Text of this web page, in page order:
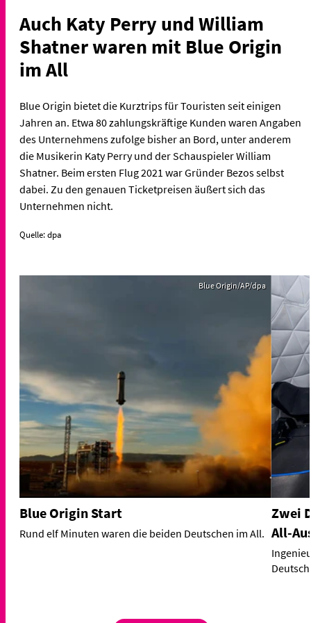
Auch Katy Perry und William
Shatner waren mit Blue Origin
im All
Blue Origin bietet die Kurztrips für Touristen seit einigen
Jahren an. Etwa 80 zahlungskräftige Kunden waren Angaben
des Unternehmens zufolge bisher an Bord, unter anderem
die Musikerin Katy Perry und der Schauspieler William
Shatner. Beim ersten Flug 2021 war Gründer Bezos selbst
dabei. Zu den genauen Ticketpreisen äußert sich das
Unternehmen nicht.
Quelle: dpa
Blue Origin/AP/dpa
Blue Origin Start
Rund elf Minuten waren die beiden Deutschen im All.
Zwei
All-